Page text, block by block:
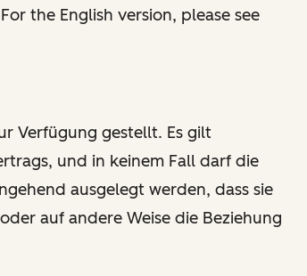
the English version, please see
Verfügung gestellt. Es gilt
und in keinem Fall darf die
ausgelegt werden, dass sie
auf andere Weise die Beziehung